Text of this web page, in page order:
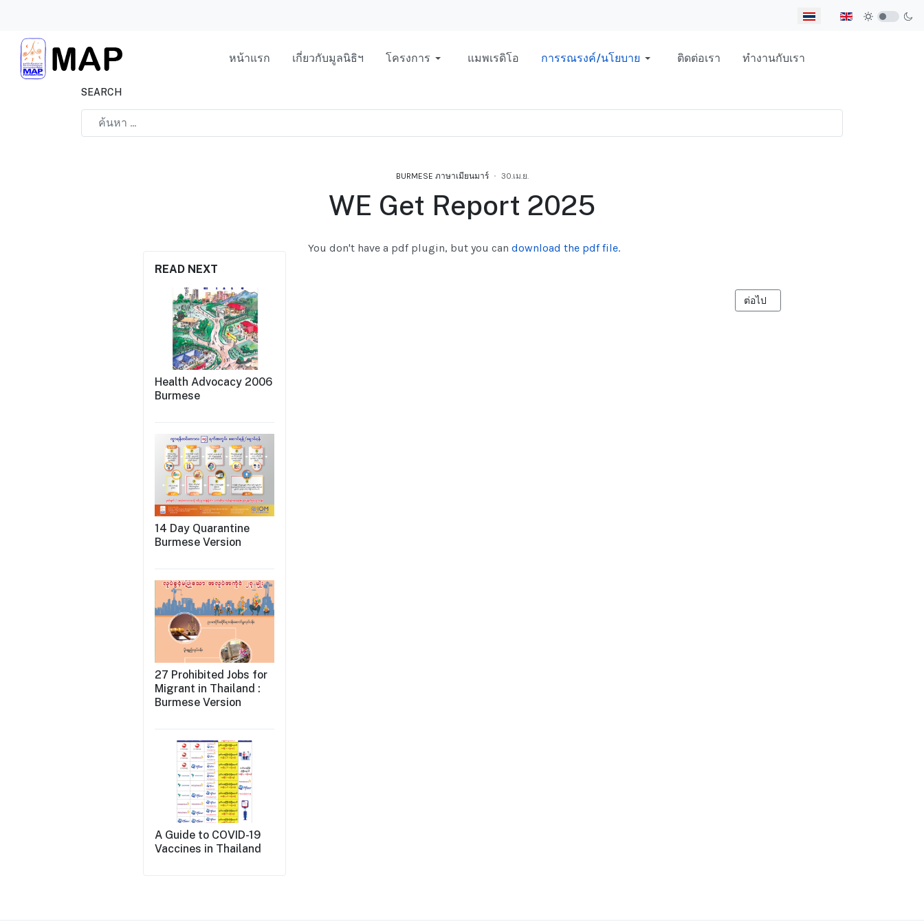
เลือกภาษาของคุณ
หน้าแรก เกี่ยวกับมูลนิธิฯ โครงการ แมพเรดิโอ การรณรงค์/นโยบาย ติดต่อเรา ทำงานกับเรา
SEARCH
BURMESE ภาษาเมียนมาร์ 30.เม.ย.
WE Get Report 2025
READ NEXT
Health Advocacy 2006
Burmese
14 Day Quarantine
Burmese Version
27 Prohibited Jobs for
Migrant in Thailand :
Burmese Version
A Guide to COVID-19
Vaccines in Thailand
You don't have a pdf plugin, but you can download the pdf file.
เนื้อหาถัดไป: MIGRANT DIARY 2026
ต่อไป